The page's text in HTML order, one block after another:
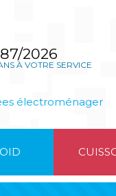
2026
À VOTRE SERVICE
électroménager